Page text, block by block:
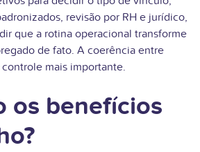
revisão por RH e jurídico,
que a rotina operacional transforme
de fato. A coerência entre
mais importante.
os benefícios